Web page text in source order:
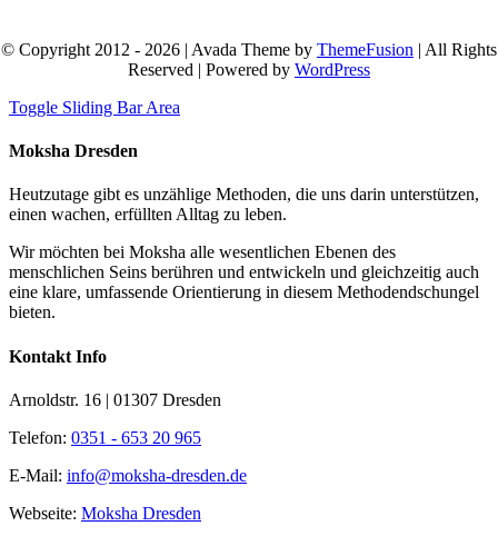
© Copyright 2012 - 2026 | Avada Theme by ThemeFusion | All Rights
Reserved | Powered by WordPress
Toggle Sliding Bar Area
Moksha Dresden
Heutzutage gibt es unzählige Methoden, die uns darin unterstützen,
einen wachen, erfüllten Alltag zu leben.
Wir möchten bei Moksha alle wesent­lichen Ebenen des
menschlichen Seins berühren und entwickeln und gleichzeitig auch
eine klare, umfassende Orientierung in diesem Methodendschungel
bieten.
Kontakt Info
Arnoldstr. 16 | 01307 Dresden
Telefon: 0351 - 653 20 965
E-Mail: info@moksha-dresden.de
Webseite: Moksha Dresden